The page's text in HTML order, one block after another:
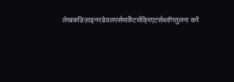
लेखकडिज़ाइनरडेवलपर्समार्केटर्सक्रिएटर्सब्लॉगतुलना करें